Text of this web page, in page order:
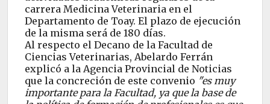
carrera Medicina Veterinaria en el
Departamento de Toay. El plazo de ejecución
de la misma será de 180 días.
Al respecto el Decano de la Facultad de
Ciencias Veterinarias, Abelardo Ferrán
explicó a la Agencia Provincial de Noticias
que la concreción de este convenio "es muy
importante para la Facultad, ya que la base de